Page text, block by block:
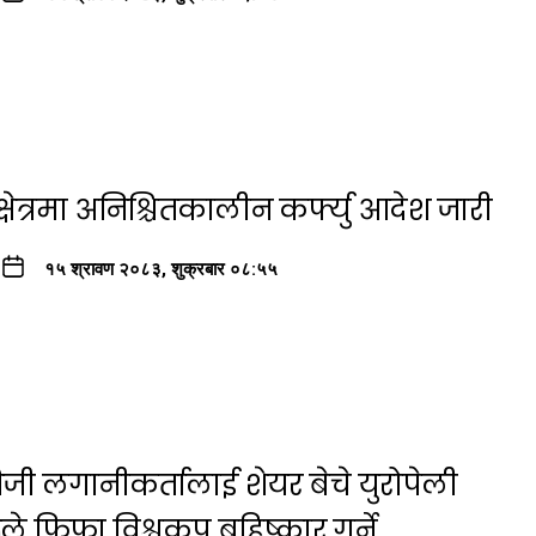
अनिश्चितकालीन कर्फ्यु आदेश जारी
१५ श्रावण २०८३, शुक्रबार ०८:५५
लगानीकर्तालाई शेयर बेचे युरोपेली